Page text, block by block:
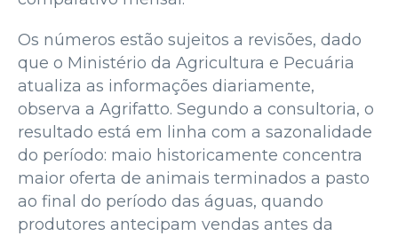
Os números estão sujeitos a revisões, dado
que o Ministério da Agricultura e Pecuária
atualiza as informações diariamente,
observa a Agrifatto. Segundo a consultoria, o
resultado está em linha com a sazonalidade
do período: maio historicamente concentra
maior oferta de animais terminados a pasto
ao final do período das águas, quando
produtores antecipam vendas antes da